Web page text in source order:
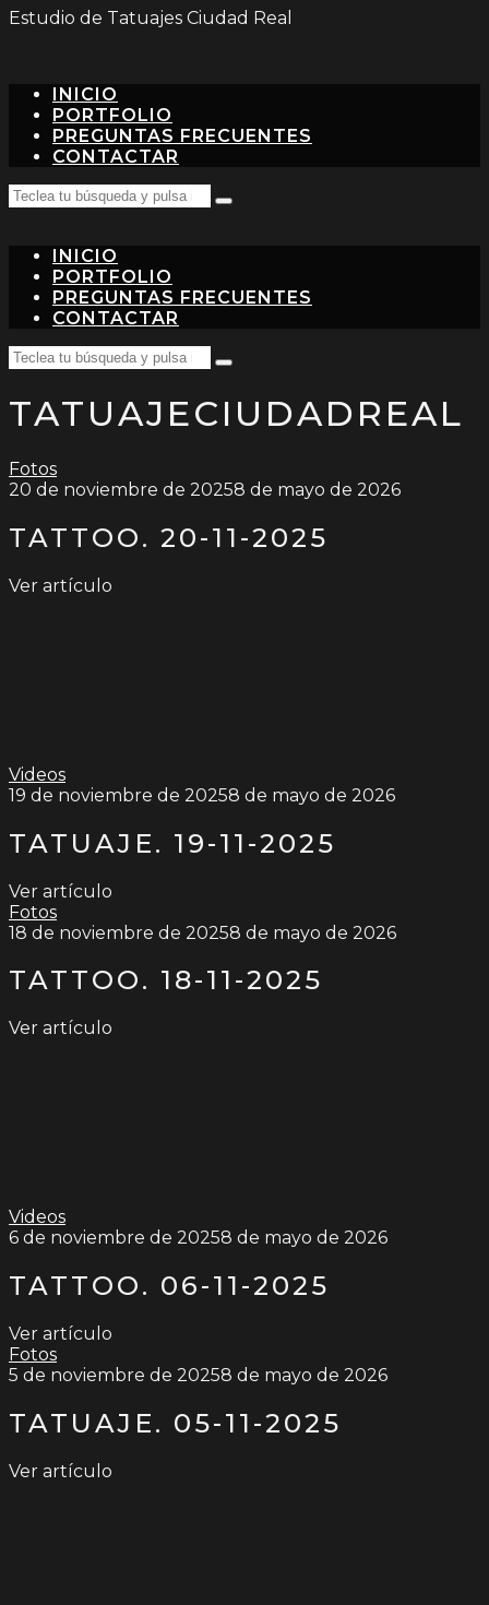
Estudio de Tatuajes Ciudad Real
INICIO
PORTFOLIO
PREGUNTAS FRECUENTES
CONTACTAR
Search
for:
Teclea
intro…
INICIO
PORTFOLIO
PREGUNTAS FRECUENTES
CONTACTAR
Search
for:
Teclea
búsqueda
TATUAJECIUDADREAL
Fotos
20 de noviembre de 20258 de mayo de 2026
TATTOO. 20-11-2025
Ver artículo
Videos
19 de noviembre de 20258 de mayo de 2026
TATUAJE. 19-11-2025
Ver artículo
Fotos
18 de noviembre de 20258 de mayo de 2026
TATTOO. 18-11-2025
Ver artículo
Videos
6 de noviembre de 20258 de mayo de 2026
TATTOO. 06-11-2025
Ver artículo
Fotos
5 de noviembre de 20258 de mayo de 2026
TATUAJE. 05-11-2025
Ver artículo